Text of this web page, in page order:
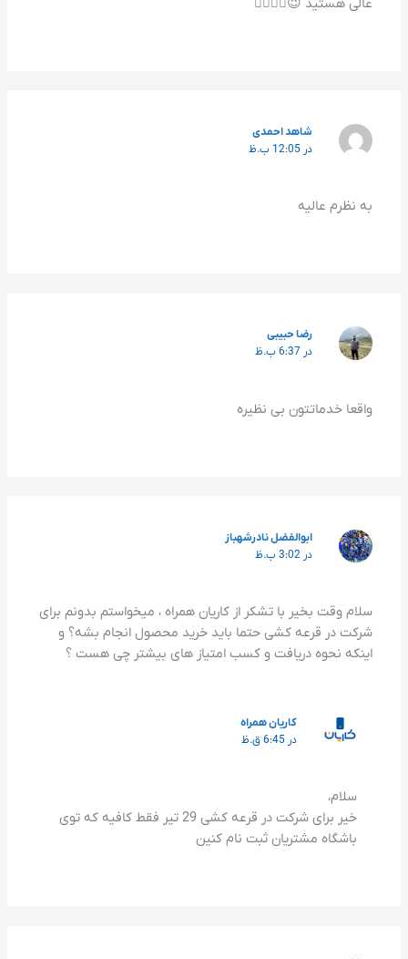
عالی هستید 😉👍🏻👏🏻
شاهد احمدی
در 12:05 ب.ظ
به نظرم عالیه
رضا حبیبی
در 6:37 ب.ظ
واقعا خدماتتون بی نظیره
ابوالفضل نادرشهباز
در 3:02 ب.ظ
سلام وقت بخیر با تشکر از کاریان همراه ، میخواستم بدونم برای
شرکت در قرعه کشی حتما باید خرید محصول انجام بشه؟ و
اینکه نحوه دریافت و کسب امتیاز های بیشتر چی هست ؟
کاریان همراه
در 6:45 ق.ظ
سلام،
خیر برای شرکت در قرعه کشی 29 تیر فقط کافیه که توی
باشگاه مشتریان ثبت نام کنین